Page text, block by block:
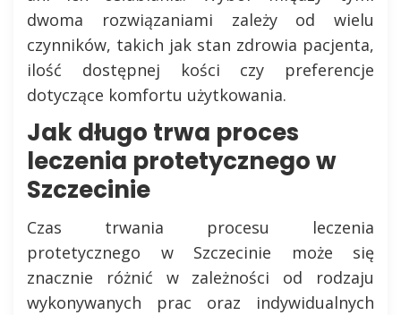
dwoma rozwiązaniami zależy od wielu
czynników, takich jak stan zdrowia pacjenta,
ilość dostępnej kości czy preferencje
dotyczące komfortu użytkowania.
Jak długo trwa proces
leczenia protetycznego w
Szczecinie
Czas trwania procesu leczenia
protetycznego w Szczecinie może się
znacznie różnić w zależności od rodzaju
wykonywanych prac oraz indywidualnych